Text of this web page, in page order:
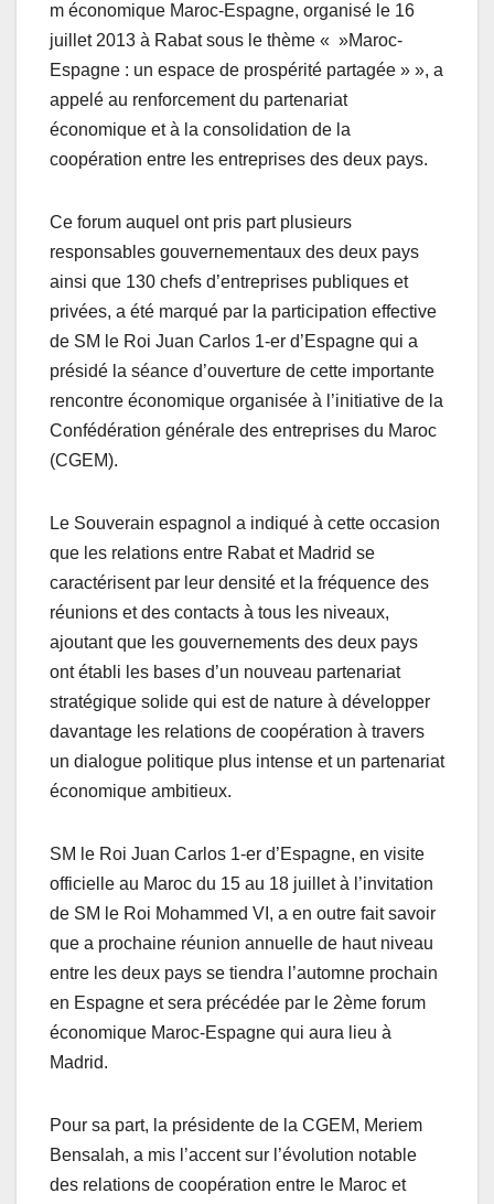
m économique Maroc-Espagne, organisé le 16
juillet 2013 à Rabat sous le thème « »Maroc-
Espagne : un espace de prospérité partagée » », a
appelé au renforcement du partenariat
économique et à la consolidation de la
coopération entre les entreprises des deux pays.
Ce forum auquel ont pris part plusieurs
responsables gouvernementaux des deux pays
ainsi que 130 chefs d’entreprises publiques et
privées, a été marqué par la participation effective
de SM le Roi Juan Carlos 1-er d’Espagne qui a
présidé la séance d’ouverture de cette importante
rencontre économique organisée à l’initiative de la
Confédération générale des entreprises du Maroc
(CGEM).
Le Souverain espagnol a indiqué à cette occasion
que les relations entre Rabat et Madrid se
caractérisent par leur densité et la fréquence des
réunions et des contacts à tous les niveaux,
ajoutant que les gouvernements des deux pays
ont établi les bases d’un nouveau partenariat
stratégique solide qui est de nature à développer
davantage les relations de coopération à travers
un dialogue politique plus intense et un partenariat
économique ambitieux.
SM le Roi Juan Carlos 1-er d’Espagne, en visite
officielle au Maroc du 15 au 18 juillet à l’invitation
de SM le Roi Mohammed VI, a en outre fait savoir
que a prochaine réunion annuelle de haut niveau
entre les deux pays se tiendra l’automne prochain
en Espagne et sera précédée par le 2ème forum
économique Maroc-Espagne qui aura lieu à
Madrid.
Pour sa part, la présidente de la CGEM, Meriem
Bensalah, a mis l’accent sur l’évolution notable
des relations de coopération entre le Maroc et